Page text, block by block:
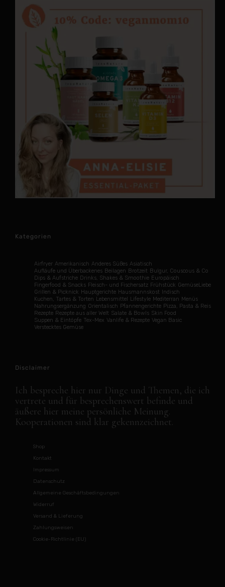
Kategorien
Airfryer Amerikanisch Anderes Süßes Asiatisch
Aufläufe und Überbackenes Beilagen Brotzeit Bulgur, Couscous & Co
Dips & Aufstriche Drinks, Shakes & Smoothie Europäisch
Fingerfood & Snacks Fleisch- und Fischersatz Frühstück GemüseLiebe
Grillen & Picknick Hauptgerichte Hausmannskost Indisch
Kuchen, Tartes & Torten Lebensmittel Lifestyle Mediterran Menüs
Nahrungsergänzung Orientalisch Pfannengerichte Pizza, Pasta & Reis
Rezepte Rezepte aus aller Welt Salate & Bowls Skin Food
Suppen & Eintöpfe Tex-Mex Vanlife & Rezepte Vegan Basic
Verstecktes Gemüse
Disclaimer
Ich bespreche hier nur Dinge und Themen, die ich
vertrete und für besprechenswert befinde und
äußere hier meine persönliche Meinung.
Kooperationen sind klar gekennzeichnet.
Shop
Kontakt
Impressum
Datenschutz
Allgemeine Geschäftsbedingungen
Widerruf
Versand & Lieferung
Zahlungsweisen
Cookie-Richtlinie (EU)